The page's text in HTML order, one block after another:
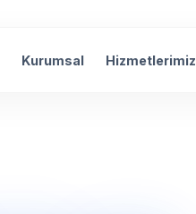
Kurumsal Hizmetlerimiz